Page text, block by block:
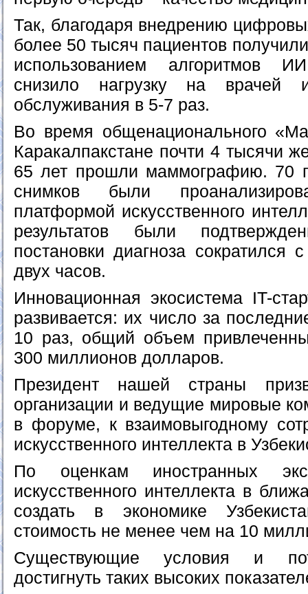
Так, благодаря внедрению
более 50 тысяч пациентов
использованием алгоритмов
снизило нагрузку на врачей
обслуживания в 5-7 раз.
Во время общенационального
Каракалпакстане почти 4 тысячи
65 лет прошли маммографию. 70
снимков были
платформой искусственного
результатов были
постановки диагноза сократился
двух часов.
Инновационная экосистема IT-
развивается: их число за
10 раз, общий объем
300 миллионов долларов.
Президент нашей страны
организации и ведущие мировые
в форуме, к взаимовыгодному
искусственного интеллекта в
По оценкам иностранных
искусственного интеллекта в
создать в экономике
стоимость не менее чем на 10
Существующие условия и
достигнуть таких высоких